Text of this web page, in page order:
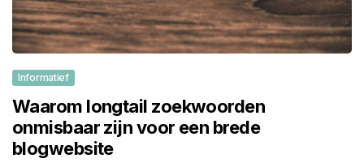
Informatief
Waarom longtail zoekwoorden
onmisbaar zijn voor een brede
blogwebsite